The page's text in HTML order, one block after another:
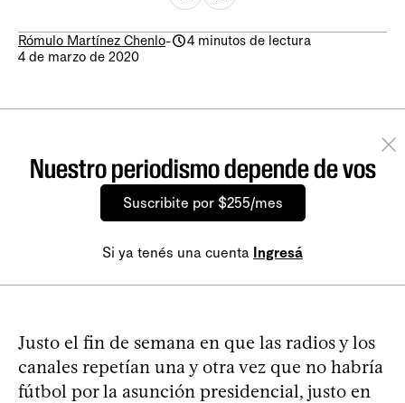
Rómulo Martínez Chenlo-
4 minutos de lectura
4 de marzo de 2020
Nuestro periodismo depende de vos
Suscribite por $255/mes
Si ya tenés una cuenta Ingresá
Justo el fin de semana en que las radios y los
canales repetían una y otra vez que no habría
fútbol por la asunción presidencial, justo en